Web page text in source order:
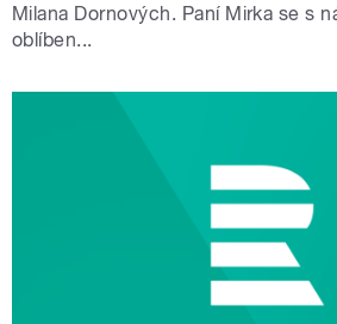
Milana Dornových. Paní Mirka se s
oblíben...